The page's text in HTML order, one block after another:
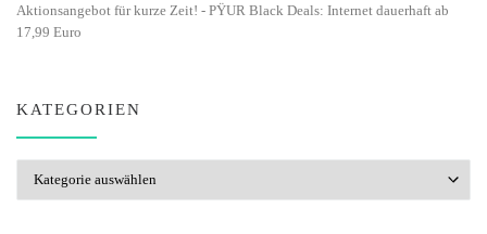
Aktionsangebot für kurze Zeit! - PŸUR Black Deals: Internet dauerhaft ab
17,99 Euro
KATEGORIEN